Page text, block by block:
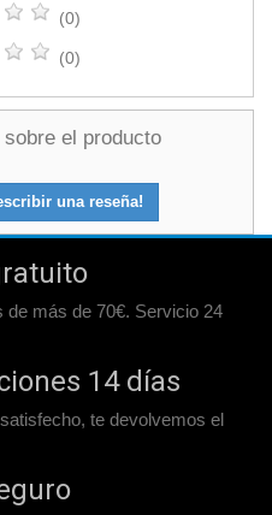
(0)
(0)
el producto
una reseña!
de más de 70€. Servicio 24
14 días
te devolvemos el